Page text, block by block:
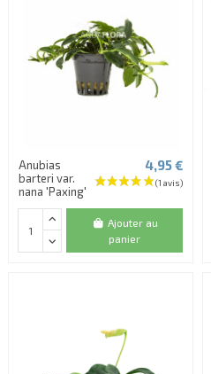
Anubias
barteri var.
nana 'Paxing'
4,95 €
Ajouter au
panier